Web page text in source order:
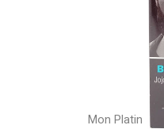
Mon Platin